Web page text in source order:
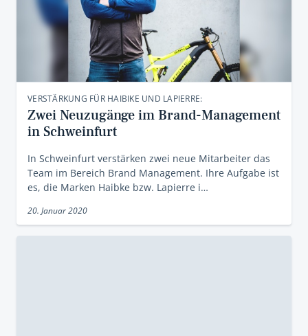
VERSTÄRKUNG FÜR HAIBIKE UND LAPIERRE:
Zwei Neuzugänge im Brand-Management
in Schweinfurt
In Schweinfurt verstärken zwei neue Mitarbeiter das
Team im Bereich Brand Management. Ihre Aufgabe ist
es, die Marken Haibke bzw. Lapierre i…
20. Januar 2020